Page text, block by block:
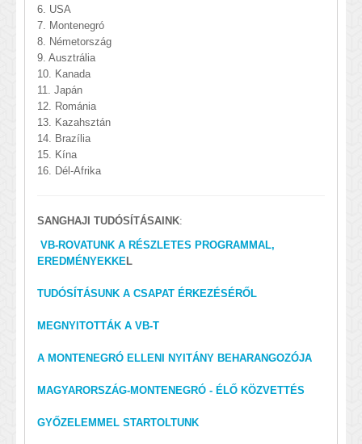
6. USA
7. Montenegró
8. Németország
9. Ausztrália
10. Kanada
11. Japán
12. Románia
13. Kazahsztán
14. Brazília
15. Kína
16. Dél-Afrika
SANGHAJI TUDÓSÍTÁSAINK:
VB-ROVATUNK A RÉSZLETES PROGRAMMAL,
EREDMÉNYEKKE L
TUDÓSÍTÁSUNK A CSAPAT ÉRKEZÉSÉRŐL
MEGNYITOTTÁK A VB-T
A MONTENEGRÓ ELLENI NYITÁNY BEHARANGOZÓJA
MAGYARORSZÁG-MONTENEGRÓ - ÉLŐ KÖZVETTÉS
GYŐZELEMMEL STARTOLTUNK